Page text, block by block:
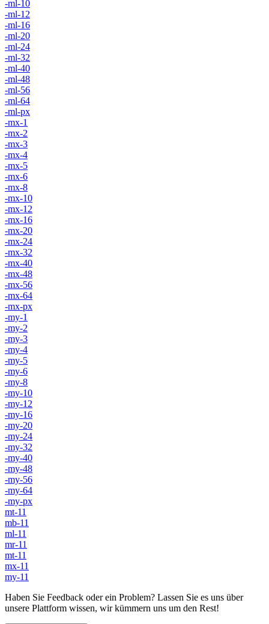
-ml-10
-ml-12
-ml-16
-ml-20
-ml-24
-ml-32
-ml-40
-ml-48
-ml-56
-ml-64
-ml-px
-mx-1
-mx-2
-mx-3
-mx-4
-mx-5
-mx-6
-mx-8
-mx-10
-mx-12
-mx-16
-mx-20
-mx-24
-mx-32
-mx-40
-mx-48
-mx-56
-mx-64
-mx-px
-my-1
-my-2
-my-3
-my-4
-my-5
-my-6
-my-8
-my-10
-my-12
-my-16
-my-20
-my-24
-my-32
-my-40
-my-48
-my-56
-my-64
-my-px
mt-11
mb-11
ml-11
mr-11
mt-11
mx-11
my-11
Haben Sie Feedback oder ein Problem? Lassen Sie es uns über
unsere Plattform wissen, wir kümmern uns um den Rest!